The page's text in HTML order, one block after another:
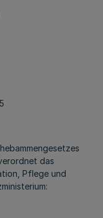
das
Pflege und